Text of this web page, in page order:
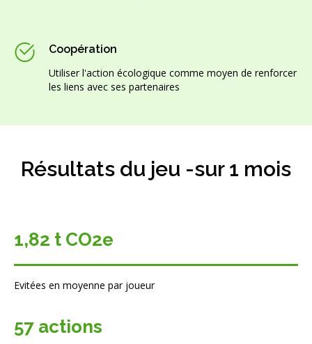
Coopération
Utiliser l'action écologique comme moyen de renforcer
les liens avec ses partenaires
Résultats du jeu -sur 1 mois
1,82 t CO2e
Evitées en moyenne par joueur
57 actions